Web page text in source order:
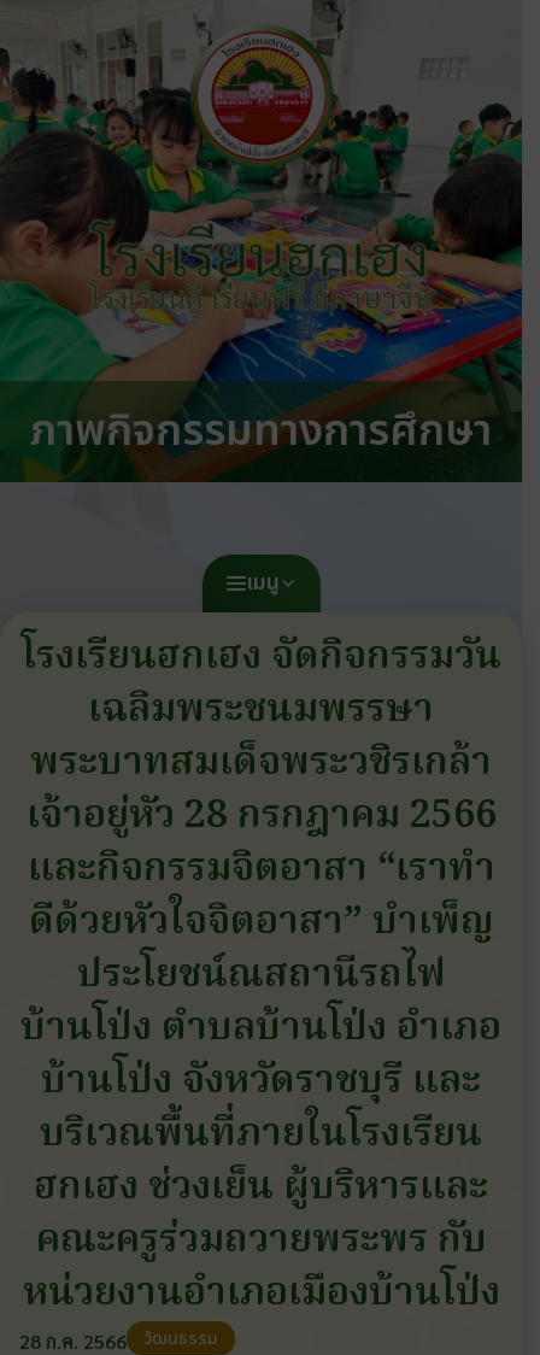
โรงเรียนฮกเฮง
โรงเรียนดี เรียนฟรี มีภาษาจีน
ภาพกิจกรรมทางการศึกษา
เมนู
โรงเรียนฮกเฮง จัดกิจกรรมวัน
เฉลิมพระชนมพรรษา
พระบาทสมเด็จพระวชิรเกล้า
เจ้าอยู่หัว 28 กรกฎาคม 2566
และกิจกรรมจิตอาสา “เราทำ
ดีด้วยหัวใจจิตอาสา” บำเพ็ญ
ประโยชน์ณสถานีรถไฟ
บ้านโป่ง ตำบลบ้านโป่ง อำเภอ
บ้านโป่ง จังหวัดราชบุรี และ
บริเวณพื้นที่ภายในโรงเรียน
ฮกเฮง ช่วงเย็น ผู้บริหารและ
คณะครูร่วมถวายพระพร กับ
หน่วยงานอำเภอเมืองบ้านโป่ง
28 ก.ค. 2566 วัฒนธรรม